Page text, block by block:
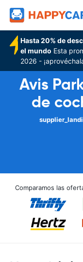
Hasta 20% de
el mundo Esta
2026 -
Avis
de
Comparamos las